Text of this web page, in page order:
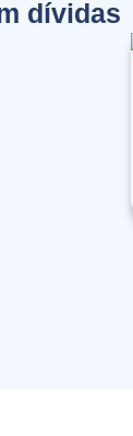
dívidas